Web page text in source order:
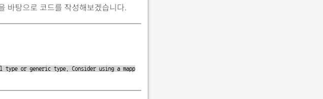
바탕으로 코드를 작성해보겠습니다.
or generic type. Consider using a mapp